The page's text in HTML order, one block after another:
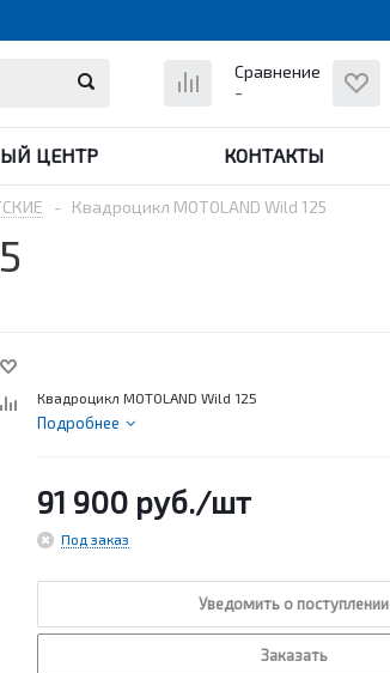
Сравнение
-
ЦЕНТР КОНТАКТЫ
- Квадроцикл MOTOLAND Wild 125
Квадроцикл MOTOLAND Wild 125
Подробнее
91 900 руб./шт
Под заказ
Уведомить о поступлении
Заказать